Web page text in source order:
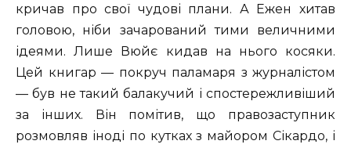
кричав про свої чудові плани. А Ежен хитав
головою, ніби зачарований тими величними
ідеями. Лише Вюйє кидав на нього косяки.
Цей книгар — покруч паламаря з журналістом
— був не такий балакучий і спостережливіший
за інших. Він помітив, що правозаступник
розмовляв іноді по кутках з майором Сікардо, і